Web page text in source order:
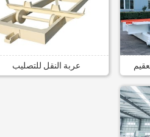
عربة النقل للتصليب